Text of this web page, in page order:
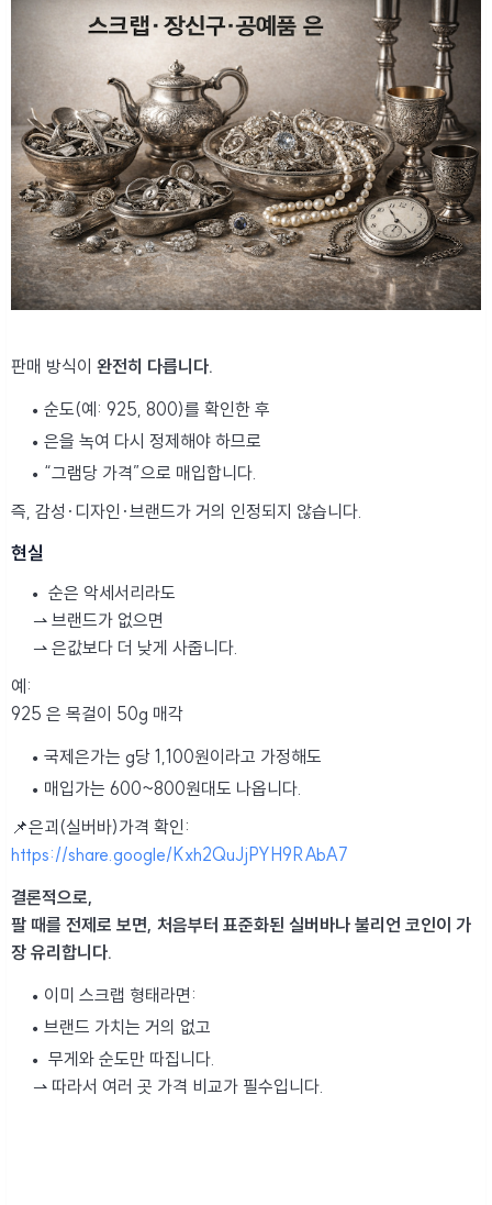
판매 방식이 완전히 다릅니다.
순도(예: 925, 800)를 확인한 후
은을 녹여 다시 정제해야 하므로
“그램당 가격”으로 매입합니다.
즉, 감성·디자인·브랜드가 거의 인정되지 않습니다.
현실
순은 악세서리라도
⇀ 브랜드가 없으면
⇀ 은값보다 더 낮게 사줍니다.
예:
925 은 목걸이 50g 매각
국제은가는 g당 1,100원이라고 가정해도
매입가는 600~800원대도 나옵니다.
📌은괴(실버바)가격 확인:
https://share.google/Kxh2QuJjPYH9RAbA7
결론적으로,
팔 때를 전제로 보면, 처음부터 표준화된 실버바나 불리언 코인이 가
장 유리합니다.
이미 스크랩 형태라면:
브랜드 가치는 거의 없고
무게와 순도만 따집니다.
⇀ 따라서 여러 곳 가격 비교가 필수입니다.